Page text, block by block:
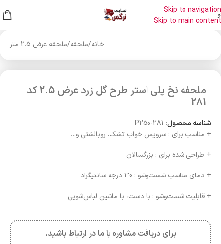
Skip to navigation
Skip to main content
خانه/ملحفه/ملحفه عرض 2.5 متر
ملحفه نخ پلی استر طرح گل زرد عرض 2.5 کد
281
شناسه محصول: P250-281
+ مناسب برای : سرویس خواب تشک، روبالشتی و…
+ طراحی شده برای : بزرگسالان
+ دمای مناسب شست‌وشو : 30 درجه سانتیگراد
+ قابلیت شست‌وشو : با دست، با ماشین لباس‌شویی
برای دریافت مشاوره با ما در ارتباط باشید.